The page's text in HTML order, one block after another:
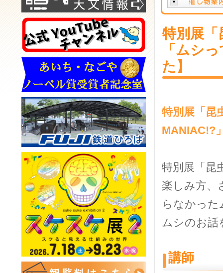
特別展
「ムシ
た】
特別展「昆
MANIAC!?
特別展「昆
楽しみ方、
らなかっ
ムシのお
講師